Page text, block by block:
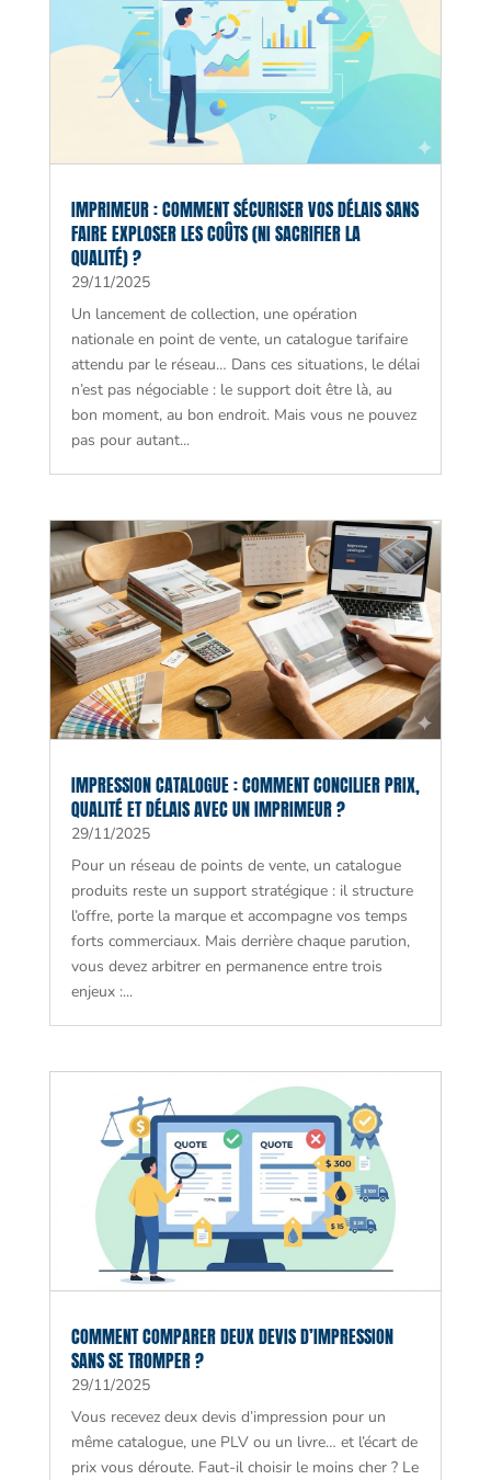
IMPRIMEUR : COMMENT SÉCURISER VOS DÉLAIS SANS
FAIRE EXPLOSER LES COÛTS (NI SACRIFIER LA
QUALITÉ) ?
29/11/2025
Un lancement de collection, une opération
nationale en point de vente, un catalogue tarifaire
attendu par le réseau… Dans ces situations, le délai
n’est pas négociable : le support doit être là, au
bon moment, au bon endroit. Mais vous ne pouvez
pas pour autant...
IMPRESSION CATALOGUE : COMMENT CONCILIER PRIX,
QUALITÉ ET DÉLAIS AVEC UN IMPRIMEUR ?
29/11/2025
Pour un réseau de points de vente, un catalogue
produits reste un support stratégique : il structure
l’offre, porte la marque et accompagne vos temps
forts commerciaux. Mais derrière chaque parution,
vous devez arbitrer en permanence entre trois
enjeux :...
COMMENT COMPARER DEUX DEVIS D’IMPRESSION
SANS SE TROMPER ?
29/11/2025
Vous recevez deux devis d’impression pour un
même catalogue, une PLV ou un livre… et l’écart de
prix vous déroute. Faut-il choisir le moins cher ? Le